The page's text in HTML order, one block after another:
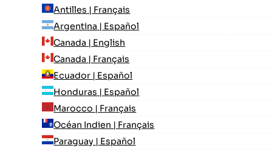
Antilles | Français
Argentina | Español
Canada | English
Canada | Français
Ecuador | Español
Honduras | Español
Marocco | Français
Océan Indien | Français
Paraguay | Español